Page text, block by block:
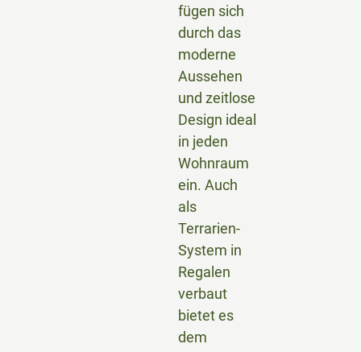
fügen sich
durch das
moderne
Aussehen
und zeitlose
Design ideal
in jeden
Wohnraum
ein. Auch
als
Terrarien-
System in
Regalen
verbaut
bietet es
dem